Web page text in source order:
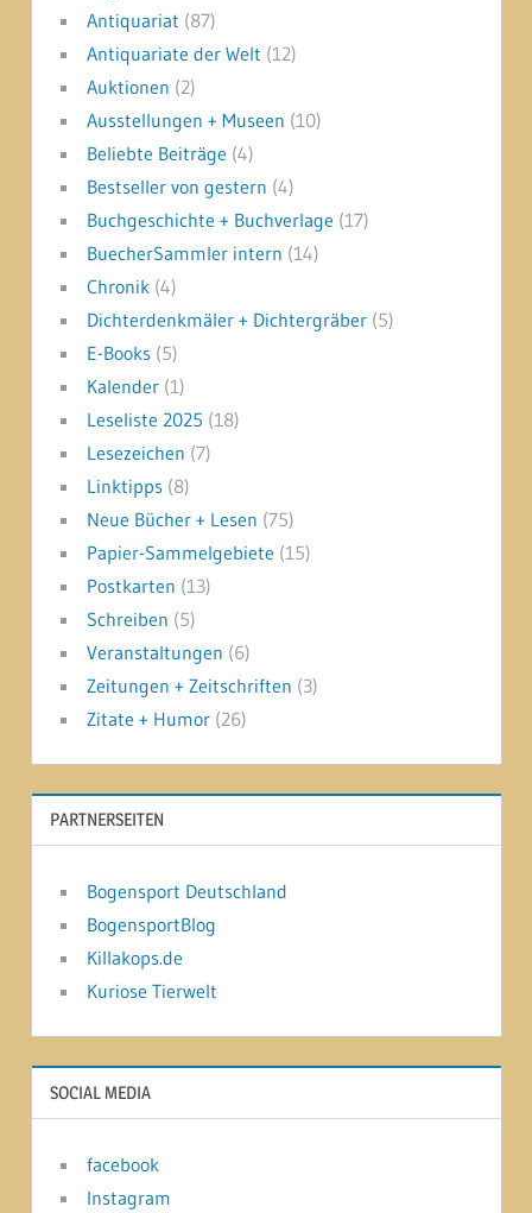
Antiquariat (87)
Antiquariate der Welt (12)
Auktionen (2)
Ausstellungen + Museen (10)
Beliebte Beiträge (4)
Bestseller von gestern (4)
Buchgeschichte + Buchverlage (17)
BuecherSammler intern (14)
Chronik(4)
Dichterdenkmäler + Dichtergräber(5)
E-Books(5)
Kalender(1)
Leseliste 2025 (18)
Lesezeichen (7)
Linktipps(8)
Neue Bücher + Lesen (75)
Papier-Sammelgebiete (15)
Postkarten (13)
Schreiben (5)
Veranstaltungen (6)
Zeitungen + Zeitschriften (3)
Zitate + Humor(26)
PARTNERSEITEN
Bogensport Deutschland
BogensportBlog
Killakops.de
Kuriose Tierwelt
SOCIAL MEDIA
facebook
Instagram